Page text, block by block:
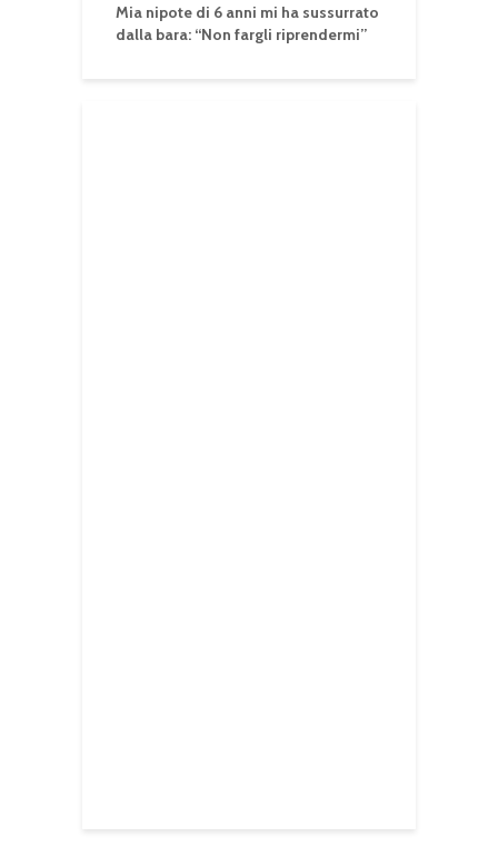
Mia nipote di 6 anni mi ha sussurrato
dalla bara: “Non fargli riprendermi”